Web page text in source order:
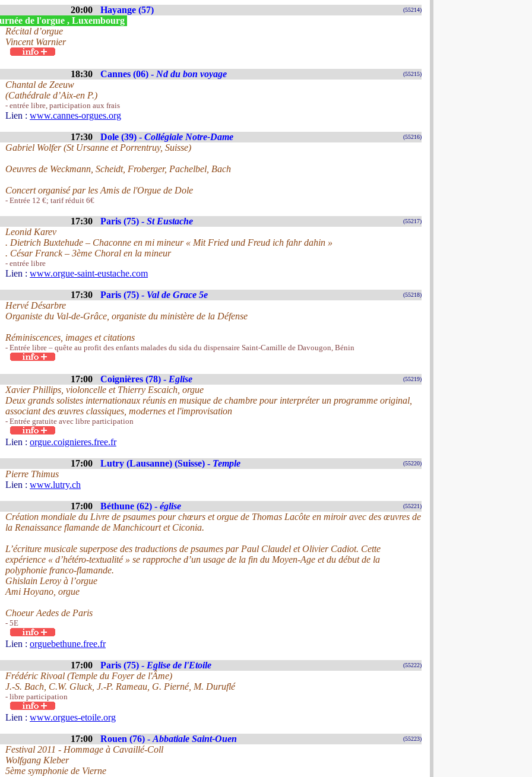
20:00 Hayange (57) (55214)
de l'orgue , Luxembourg
Récital d’orgue
Vincent Warnier
18:30 Cannes (06) - Nd du bon voyage (55215)
Chantal de Zeeuw
(Cathédrale d’Aix-en P.)
- entrée libre, participation aux frais
Lien : www.cannes-orgues.org
17:30 Dole (39) - Collégiale Notre-Dame (55216)
Gabriel Wolfer (St Ursanne et Porrentruy, Suisse)
Oeuvres de Weckmann, Scheidt, Froberger, Pachelbel, Bach
Concert organisé par les Amis de l'Orgue de Dole
- Entrée 12 €; tarif réduit 6€
17:30 Paris (75) - St Eustache (55217)
Leonid Karev
. Dietrich Buxtehude – Chaconne en mi mineur « Mit Fried und Freud ich fahr dahin »
. César Franck – 3ème Choral en la mineur
- entrée libre
Lien : www.orgue-saint-eustache.com
17:30 Paris (75) - Val de Grace 5e (55218)
Hervé Désarbre
Organiste du Val-de-Grâce, organiste du ministère de la Défense
Réminiscences, images et citations
- Entrée libre – quête au profit des enfants malades du sida du dispensaire Saint-Camille de Davougon, Bénin
17:00 Coignières (78) - Eglise (55219)
Xavier Phillips, violoncelle et Thierry Escaich, orgue
Deux grands solistes internationaux réunis en musique de chambre pour interpréter un programme original,
associant des œuvres classiques, modernes et l'improvisation
- Entrée gratuite avec libre participation
Lien : orgue.coignieres.free.fr
17:00 Lutry (Lausanne) (Suisse) - Temple (55220)
Pierre Thimus
Lien : www.lutry.ch
17:00 Béthune (62) - église (55221)
Création mondiale du Livre de psaumes pour chœurs et orgue de Thomas Lacôte en miroir avec des œuvres de
la Renaissance flamande de Manchicourt et Ciconia.
L’écriture musicale superpose des traductions de psaumes par Paul Claudel et Olivier Cadiot. Cette
expérience « d’hétéro-textualité » se rapproche d’un usage de la fin du Moyen-Age et du début de la
polyphonie franco-flamande.
Ghislain Leroy à l’orgue
Ami Hoyano, orgue
Choeur Aedes de Paris
- 5E
Lien : orguebethune.free.fr
17:00 Paris (75) - Eglise de l'Etoile (55222)
Frédéric Rivoal (Temple du Foyer de l'Âme)
J.-S. Bach, C.W. Gluck, J.-P. Rameau, G. Pierné, M. Duruflé
- libre participation
Lien : www.orgues-etoile.org
17:00 Rouen (76) - Abbatiale Saint-Ouen (55223)
Festival 2011 - Hommage à Cavaillé-Coll
Wolfgang Kleber
5ème symphonie de Vierne